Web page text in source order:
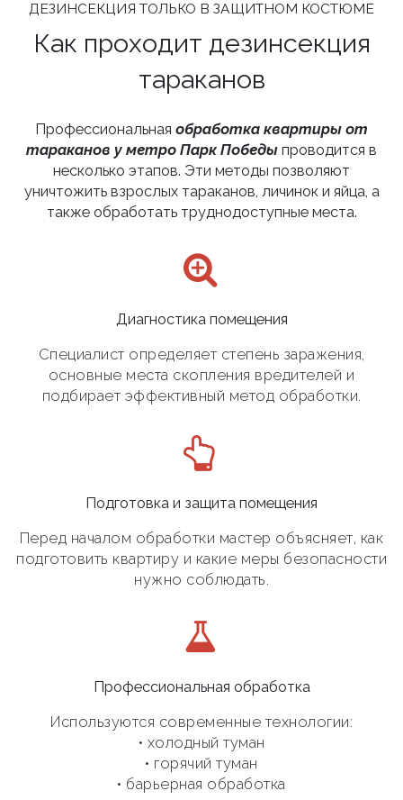
ДЕЗИНСЕКЦИЯ ТОЛЬКО В ЗАЩИТНОМ КОСТЮМЕ
Как проходит дезинсекция
тараканов
Профессиональная обработка квартиры от
тараканов у метро Парк Победы проводится в
несколько этапов. Эти методы позволяют
уничтожить взрослых тараканов, личинок и яйца, а
также обработать труднодоступные места.
Диагностика помещения
Специалист определяет степень заражения,
основные места скопления вредителей и
подбирает эффективный метод обработки.
Подготовка и защита помещения
Перед началом обработки мастер объясняет, как
подготовить квартиру и какие меры безопасности
нужно соблюдать.
Профессиональная обработка
Используются современные технологии:
• холодный туман
• горячий туман
• барьерная обработка